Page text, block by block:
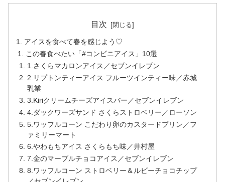
目次
アイスを食べて春を感じよう♡
この春食べたい「#コンビニアイス」10選
1.さくらマカロンアイス／セブンイレブン
2.リプトンティーアイス フルーツインティー味／赤城
乳業
3.Kiriクリームチーズアイスバー／セブンイレブン
4.ダックワーズサンド さくらストロベリー／ローソン
5.ワッフルコーン こだわり卵のカスタードプリン／フ
ァミリーマート
6.やわもちアイス さくらもち味／井村屋
7.金のマーブルチョコアイス／セブンイレブン
8.ワッフルコーン ストロベリー＆ルビーチョコチップ